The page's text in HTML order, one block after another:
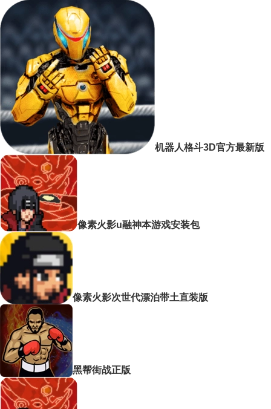
机器人格斗3D官方最新版
像素火影u融神本游戏安装包
像素火影次世代漂泊带土直装版
黑帮街战正版